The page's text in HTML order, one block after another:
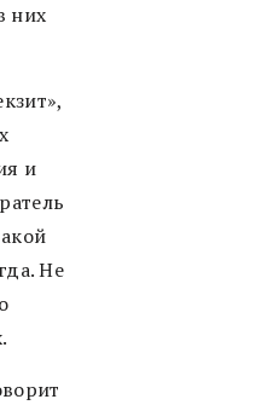
них
и
Не